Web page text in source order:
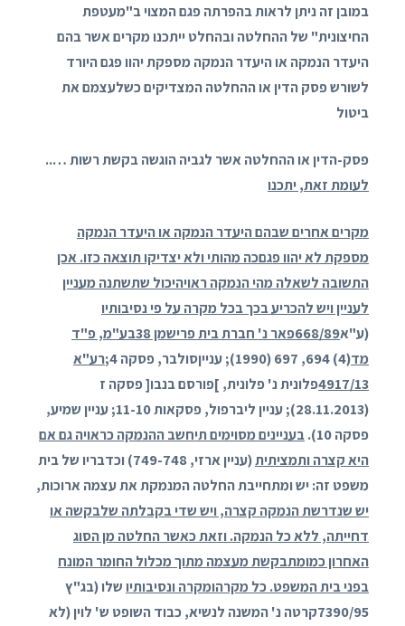
במובן זה ניתן לראות בהפרתה פגם המצוי ב"מעטפת
החיצונית" של ההחלטה ובהחלט ייתכנו מקרים אשר בהם
היעדר הנמקה או היעדר הנמקה מספקת יהוו פגם היורד
לשורש פסק הדין או ההחלטה המצדיקים כשלעצמם את
ביטול
פסק-הדין או ההחלטה אשר לגביה הוגשה בקשת רשות …..
לעומת זאת, יתכנו
מקרים אחרים שבהם היעדר הנמקה או היעדר הנמקה
מספקת לא יהוו פגםכה מהותי ולא יצדיקו תוצאה כזו. אכן
התשובה לשאלה מהי הנמקה ראויהיכול שתשתנה מעניין
לעניין ויש להכריע בכך בכל מקרה על פי נסיבותיו
(ע"א
668/89פאר נ' חברת בית פרישמן 38בע"מ, פ"ד
מד(4) 694, 697 (1990); ענייןסולבר, פסקה 4;
רע"א
4917/13פלונית נ' פלונית, ]פורסם בנבו[ פסקה ז
(28.11.2013); עניין ליברפול, פסקאות 11-10; עניין שמיע,
פסקה 10).
בעניינים מסוימים תיחשב ההנמקה כראויה גם אם
היא קצרה ותמציתית
(עניין ארזי, 749-748) וכדבריו של בית
משפט זה: יש ומתחייבת החלטה המנמקת את עצמה ארוכות,
יש שנדרשת הנמקה קצרה, ויש שדי בקבלתה שלבקשה או
דחייתה, ללא כל הנמקה. וזאת כאשר החלטה מן הסוג
האחרון כמומתבקשת מעצמה מתוך מכלול החומר המונח
בפני בית המשפט. כל מקרהומקרה ונסיבותיו שלו (בג"ץ
7390/95קרטה נ' המשנה לנשיא, כבוד השופט ש' לוין (לא